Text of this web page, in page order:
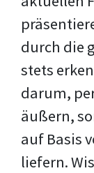
durch die
stets
darum,
äußern,
auf Basis
liefern.